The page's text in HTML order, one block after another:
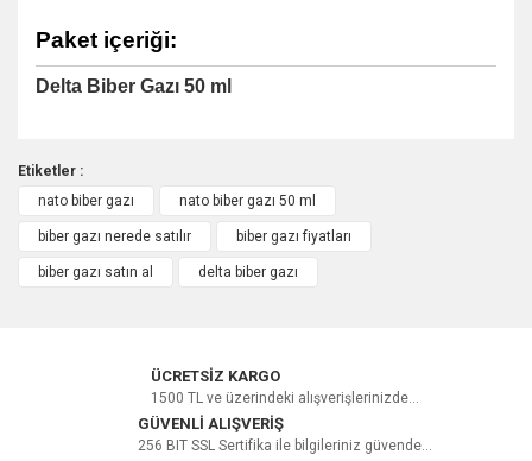
Paket içeriği:
Delta Biber Gazı 50 ml
Bu ürüne ilk yorumu siz yapın!
Etiketler :
nato biber gazı
nato biber gazı 50 ml
biber gazı nerede satılır biber gazı fiyatları
biber gazı satın al delta biber gazı
ÜCRETSİZ KARGO
1500 TL ve üzerindeki alışverişlerinizde...
GÜVENLİ ALIŞVERİŞ
256 BIT SSL Sertifika ile bilgileriniz güvende...